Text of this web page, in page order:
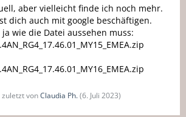
aber vielleicht finde ich noch mehr.
dich auch mit google beschäftigen.
wie die Datei aussehen muss:
vonClaudia Ph.(6. Juli 2023)